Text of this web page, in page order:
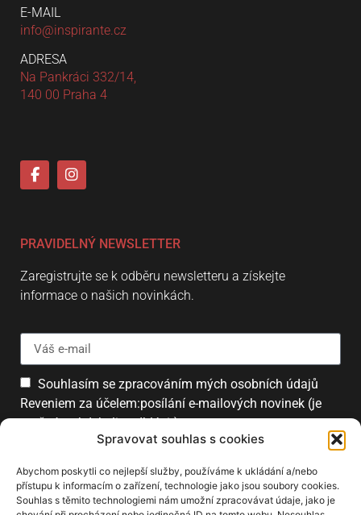
Spravovat souhlas s cookies
Abychom poskytli co nejlepší služby, používáme k ukládání a/nebo
přístupu k informacím o zařízení, technologie jako jsou soubory cookies.
Souhlas s těmito technologiemi nám umožní zpracovávat údaje, jako je
E-MAIL
info@inspirante.cz
ADRESA
Na Pankráci 332/14,
140 00 Praha 4
PRAVIDELNÝ NEWSLETTER
Zaregistrujte se k odběru newsletteru a získejte
informace o našich novinkách.
Souhlasím se zpracováním mých osobních údajů
Reveniem za účelem:posílání e-mailových novinek (je
možné se kdykoliv odhlásit).